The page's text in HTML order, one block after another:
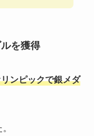
を獲得
ンピックで銀メダ